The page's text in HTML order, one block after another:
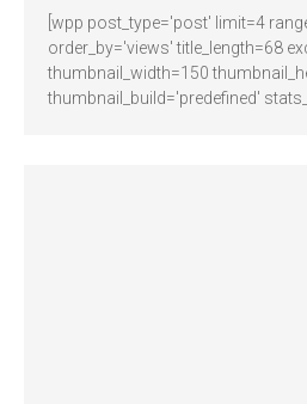
[wpp post_type='post' limit=4
order_by='views' title_length=68
thumbnail_width=150
thumbnail_build='predefined'